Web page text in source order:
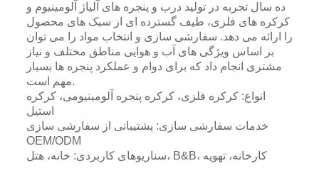
ده سال تجربه در تولید درب و پنجره های آلیاژ آلومینیوم و
کرکره های فلزی، طیف گسترده ای از سبک های محصول
را ارائه می دهد. سفارشی سازی و انتخاب مواد را می توان
بر اساس ویژگی های آب و هوایی مناطق مختلف و نیاز
مشتری انجام داد که برای دوام و عملکرد پنجره ها بسیار
مهم است.
انواع: کرکره فلزی، کرکره پنجره آلومینیومی، کرکره
استیل
خدمات سفارشی سازی: پشتیبانی از سفارشی سازی
OEM/ODM
سناریوهای کاربردی: خانه، هتل، B&B، کارخانه، تهویه